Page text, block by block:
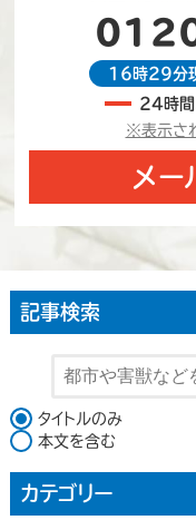
16時29分現
24時間
※表示さ
メー
記事検索
検索対象
タイトルのみ
本文を含む
カテゴリー